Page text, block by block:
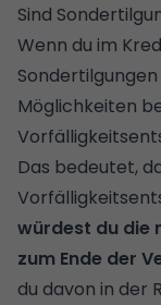
Sind
Wenn du im
Sondertilgungen
Möglichkeiten
Das bedeutet,
würdest du die
zum Ende der
du davon in der